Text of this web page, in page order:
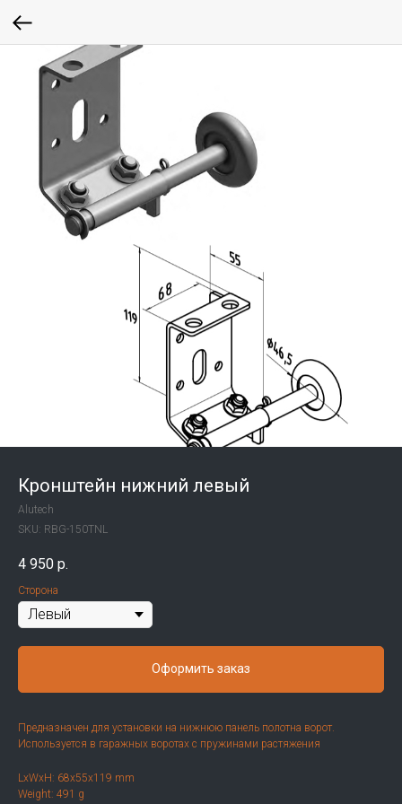
Кронштейн нижний левый
Alutech
SKU: RBG-150TNL​
4 950 р.
Сторона
Оформить заказ
Предназначен для установки на нижнюю панель полотна ворот.
Используется в гаражных воротах с пружинами растяжения
LxWxH: 68x55x119 mm
Weight: 491 g